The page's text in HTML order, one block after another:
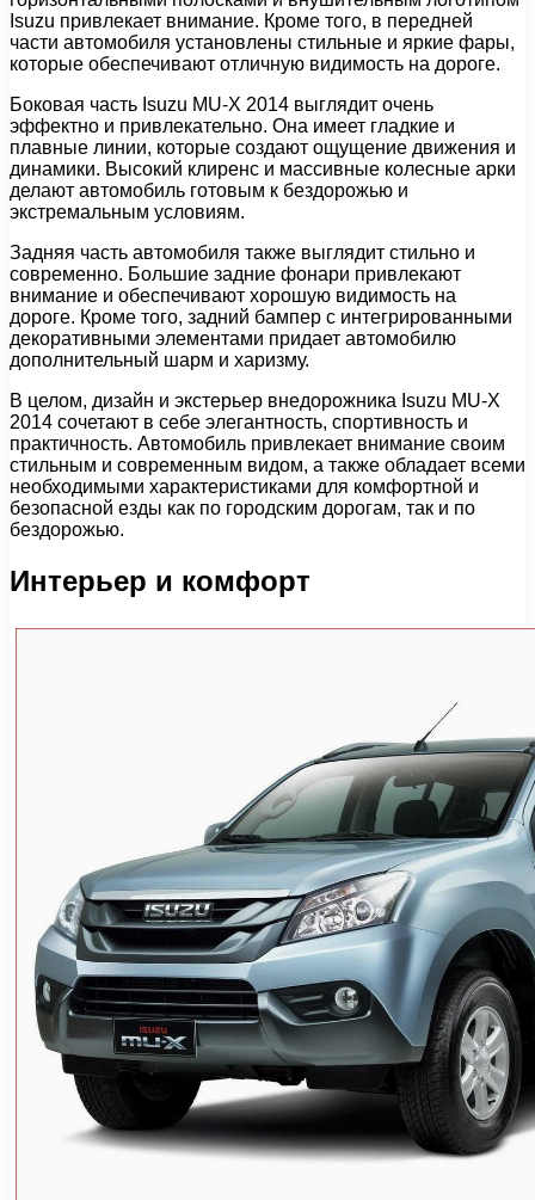
Isuzu привлекает внимание. Кроме того, в передней
части автомобиля установлены стильные и яркие фары,
которые обеспечивают отличную видимость на дороге.
Боковая часть Isuzu MU-X 2014 выглядит очень
эффектно и привлекательно. Она имеет гладкие и
плавные линии, которые создают ощущение движения и
динамики. Высокий клиренс и массивные колесные арки
делают автомобиль готовым к бездорожью и
экстремальным условиям.
Задняя часть автомобиля также выглядит стильно и
современно. Большие задние фонари привлекают
внимание и обеспечивают хорошую видимость на
дороге. Кроме того, задний бампер с интегрированными
декоративными элементами придает автомобилю
дополнительный шарм и харизму.
В целом, дизайн и экстерьер внедорожника Isuzu MU-X
2014 сочетают в себе элегантность, спортивность и
практичность. Автомобиль привлекает внимание своим
стильным и современным видом, а также обладает всеми
необходимыми характеристиками для комфортной и
безопасной езды как по городским дорогам, так и по
бездорожью.
Интерьер и комфорт